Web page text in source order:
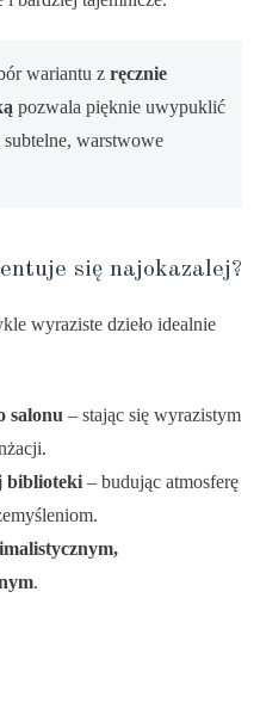
wariantu z ręcznie
pozwala pięknie uwypuklić
warstwowe
się najokazalej?
wyraziste dzieło idealnie
salonu – stając się wyrazistym
biblioteki – budując atmosferę
.